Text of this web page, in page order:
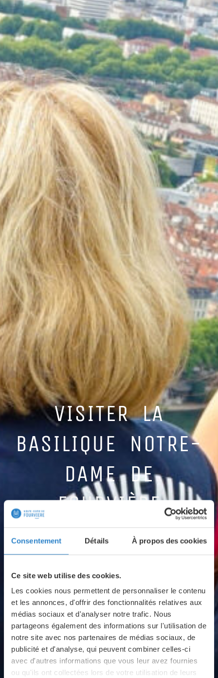
Consentement Détails À propos des cookies
Ce site web utilise des cookies.
Les cookies nous permettent de personnaliser le contenu
et les annonces, d'offrir des fonctionnalités relatives aux
médias sociaux et d'analyser notre trafic. Nous
partageons également des informations sur l'utilisation de
notre site avec nos partenaires de médias sociaux, de
publicité et d'analyse, qui peuvent combiner celles-ci
avec d'autres informations que vous leur avez fournies
ou qu'ils ont collectées lors de votre utilisation de leurs
VISITER LA
BASILIQUE NOTRE-
DAME DE
FOURVIÈRE
basilique accueille
spiritualité et
panoramas uniques sur Lyon.
Préparer ma visite Informations pratiques